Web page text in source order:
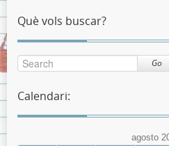
Què vols buscar?
Go
Calendari:
agosto